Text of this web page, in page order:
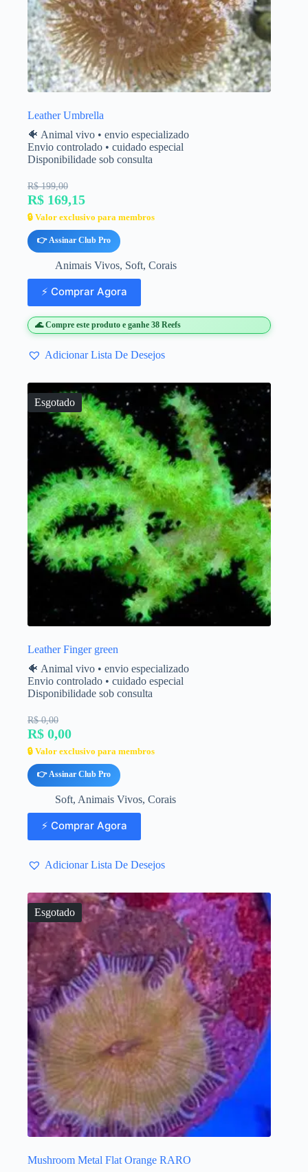
Leather Umbrella
🐠 Animal vivo • envio especializado
Envio controlado • cuidado especial
Disponibilidade sob consulta
R$ 199,00
R$ 169,15
🔒 Valor exclusivo para membros
👉 Assinar Club Pro
Animais Vivos, Soft, Corais
⚡ Comprar Agora
🌊 Compre este produto e ganhe 38 Reefs
Adicionar Lista De Desejos
Esgotado
Leather Finger green
🐠 Animal vivo • envio especializado
Envio controlado • cuidado especial
Disponibilidade sob consulta
R$ 0,00
R$ 0,00
🔒 Valor exclusivo para membros
👉 Assinar Club Pro
Soft, Animais Vivos, Corais
⚡ Comprar Agora
Adicionar Lista De Desejos
Esgotado
Mushroom Metal Flat Orange RARO